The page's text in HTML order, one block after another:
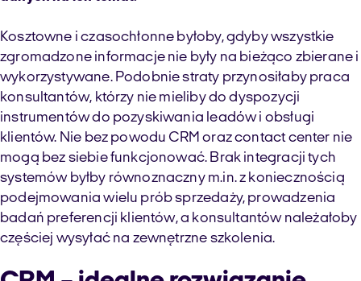
Kosztowne i czasochłonne byłoby, gdyby wszystkie
zgromadzone informacje nie były na bieżąco zbierane i
wykorzystywane. Podobnie straty przynosiłaby praca
konsultantów, którzy nie mieliby do dyspozycji
instrumentów do pozyskiwania leadów i obsługi
klientów. Nie bez powodu CRM oraz contact center nie
mogą bez siebie funkcjonować. Brak integracji tych
systemów byłby równoznaczny m.in. z koniecznością
podejmowania wielu prób sprzedaży, prowadzenia
badań preferencji klientów, a konsultantów należałoby
częściej wysyłać na zewnętrzne szkolenia.